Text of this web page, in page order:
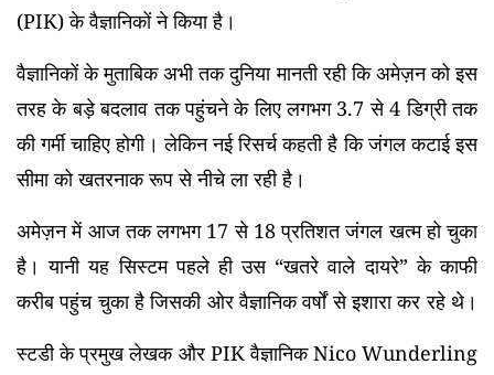
(PIK) के वैज्ञानिकों ने किया है।
वैज्ञानिकों के मुताबिक अभी तक दुनिया मानती रही कि अमेज़न को इस
तरह के बड़े बदलाव तक पहुंचने के लिए लगभग 3.7 से 4 डिग्री तक
की गर्मी चाहिए होगी। लेकिन नई रिसर्च कहती है कि जंगल कटाई इस
सीमा को खतरनाक रूप से नीचे ला रही है।
अमेज़न में आज तक लगभग 17 से 18 प्रतिशत जंगल खत्म हो चुका
है। यानी यह सिस्टम पहले ही उस “खतरे वाले दायरे” के काफी
करीब पहुंच चुका है जिसकी ओर वैज्ञानिक वर्षों से इशारा कर रहे थे।
स्टडी के प्रमुख लेखक और PIK वैज्ञानिक Nico Wunderling